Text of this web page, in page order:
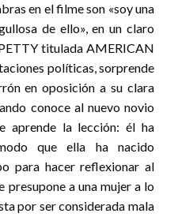
en el filme son «soy una
de ello», en un claro
titulada AMERICAN
políticas, sorprende
en oposición a su clara
conoce al nuevo novio
aprende la lección: él ha
que ella ha nacido
para hacer reflexionar al
a una mujer a lo
por ser considerada mala